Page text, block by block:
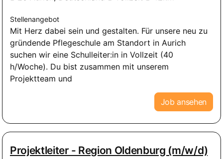
Stellenangebot
Mit Herz dabei sein und gestalten. Für unsere neu zu
gründende Pflegeschule am Standort in Aurich
suchen wir eine Schulleiter:in in Vollzeit (40
h/Woche). Du bist zusammen mit unserem
Projektteam und
Job ansehen
Projektleiter - Region Oldenburg (m/w/d)